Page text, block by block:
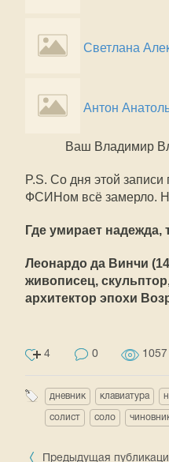
Светлана
Антон
Ваш Владимир
P.S. Со дня этой
ФСИНом всё замерло.
Где умирает надежда,
Леонардо да Винчи
живописец,
архитектор эпохи
4 0 1057
дневник клавиатура
солист соло
Предыдущая